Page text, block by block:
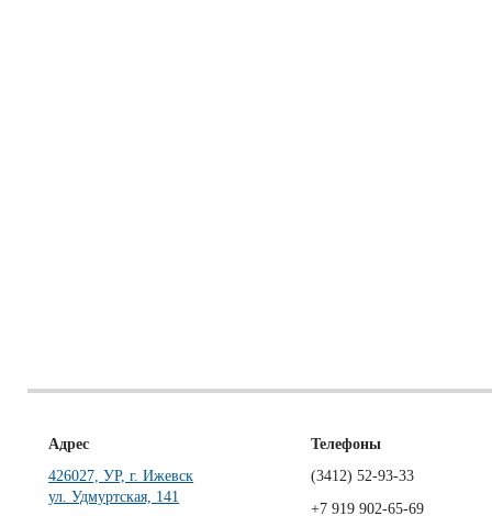
Адрес
426027, УР, г. Ижевск
ул. Удмуртская, 141
Телефоны
(3412) 52-93-33
+7 919 902-65-69